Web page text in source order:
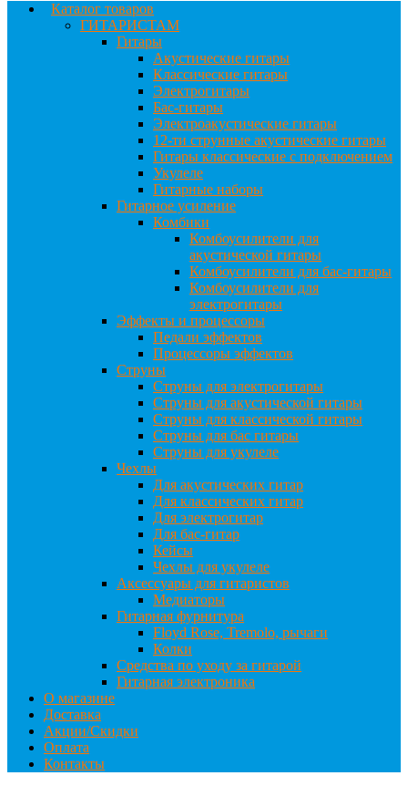
Каталог товаров
ГИТАРИСТАМ
Гитары
Акустические гитары
Классические гитары
Электрогитары
Бас-гитары
Электроакустические гитары
12-ти струнные акустические гитары
Гитары классические с подключением
Укулеле
Гитарные наборы
Гитарное усиление
Комбики
Комбоусилители для
акустической гитары
Комбоусилители для бас-гитары
Комбоусилители для
электрогитары
Эффекты и процессоры
Педали эффектов
Процессоры эффектов
Струны
Струны для электрогитары
Струны для акустической гитары
Струны для классической гитары
Струны для бас гитары
Струны для укулеле
Чехлы
Для акустических гитар
Для классических гитар
Для электрогитар
Для бас-гитар
Кейсы
Чехлы для укулеле
Аксессуары для гитаристов
Медиаторы
Гитарная фурнитура
Floyd Rose, Tremolo, рычаги
Колки
Средства по уходу за гитарой
Гитарная электроника
О магазине
Доставка
Акции/Скидки
Оплата
Контакты